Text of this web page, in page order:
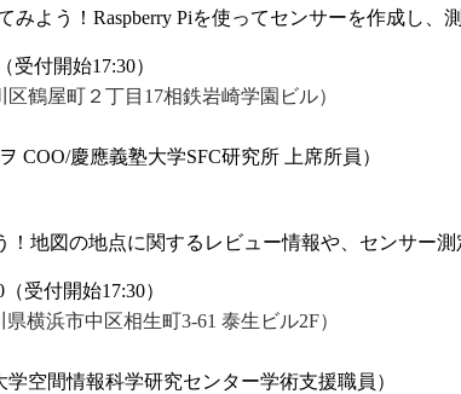
よう！Raspberry Piを使ってセンサーを作成し、
受付開始17:30）
区鶴屋町２丁目17相鉄岩崎学園ビル）
COO/慶應義塾大学SFC研究所 上席所員）
地図の地点に関するレビュー情報や、センサー
受付開始17:30）
県横浜市中区相生町3-61 泰生ビル2F）
空間情報科学研究センター学術支援職員）